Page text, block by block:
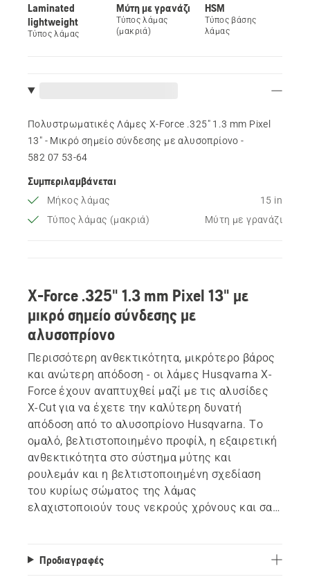
Laminated
lightweight
Τύπος λάμας
Μύτη με γρανάζι
Τύπος λάμας
(μακριά)
HSM
Τύπος βάσης
λάμας
Πολυστρωματικές Λάμες X-Force .325" 1.3 mm Pixel
13" - Μικρό σημείο σύνδεσης με αλυσοπρίονο -
582 07 53‑64
Συμπεριλαμβάνεται
Μήκος λάμας
15 in
Τύπος λάμας (μακριά)
Μύτη με γρανάζι
X-Force .325" 1.3 mm Pixel 13" με
μικρό σημείο σύνδεσης με
αλυσοπρίονο
Περισσότερη ανθεκτικότητα, μικρότερο βάρος
και ανώτερη απόδοση - οι λάμες Husqvarna X-
Force έχουν αναπτυχθεί μαζί με τις αλυσίδες
X-Cut για να έχετε την καλύτερη δυνατή
απόδοση από το αλυσοπρίονο Husqvarna. Το
ομαλό, βελτιστοποιημένο προφίλ, η εξαιρετική
ανθεκτικότητα στο σύστημα μύτης και
ρουλεμάν και η βελτιστοποιημένη σχεδίαση
του κυρίως σώματος της λάμας
ελαχιστοποιούν τους νεκρούς χρόνους και σας
Προδιαγραφές